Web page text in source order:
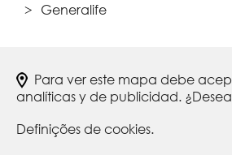
Generalife
Para ver este mapa debe
analíticas y de publicidad.
Definições de cookies.